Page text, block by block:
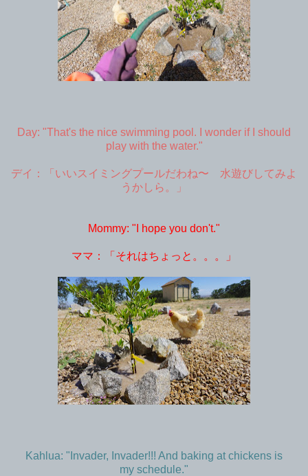
Day: "That's the nice swimming pool. I wonder if I should
play with the water."
デイ：「いいスイミングプールだわね〜 水遊びしてみよ
うかしら。」
Mommy: "I hope you don't."
ママ：「それはちょっと。。。」
Kahlua: "Invader, Invader!!! And baking at chickens is
my schedule."